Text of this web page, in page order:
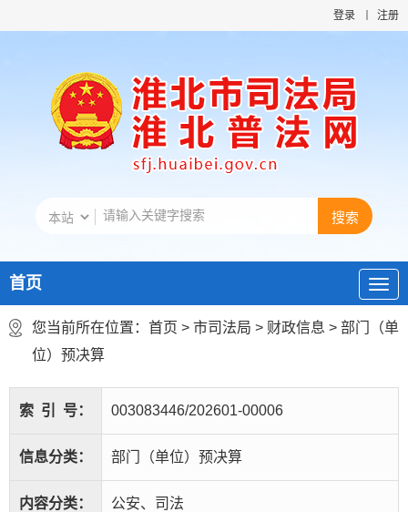
登录 注册
首页
您当前所在位置： 首页 > 市司法局 > 财政信息 > 部门（单
位）预决算
索 引 号： 003083446/202601-00006
信息分类： 部门（单位）预决算
内容分类： 公安、司法